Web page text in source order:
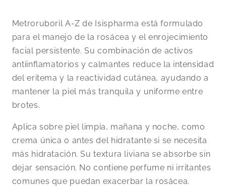
Metroruboril A-Z de Isispharma está formulado
para el manejo de la rosácea y el enrojecimiento
facial persistente. Su combinación de activos
antiinflamatorios y calmantes reduce la intensidad
del eritema y la reactividad cutánea, ayudando a
mantener la piel más tranquila y uniforme entre
brotes.
Aplica sobre piel limpia, mañana y noche, como
crema única o antes del hidratante si se necesita
más hidratación. Su textura liviana se absorbe sin
dejar sensación. No contiene perfume ni irritantes
comunes que puedan exacerbar la rosácea.